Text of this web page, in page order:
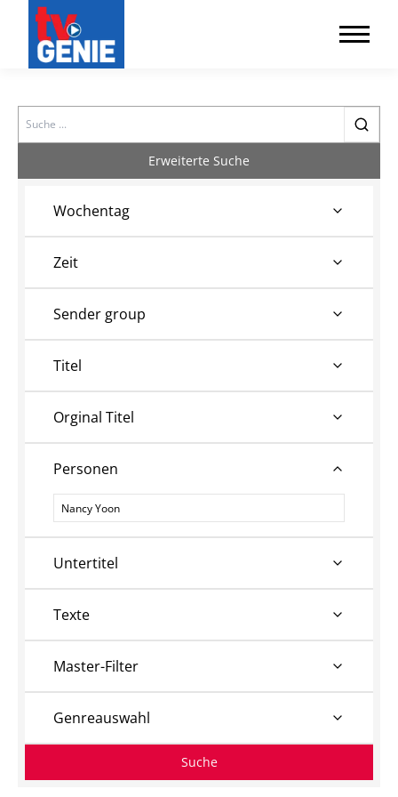
Search
Erweiterte Suche
Wochentag
Zeit
Sender group
Titel
Orginal Titel
Personen
Personen
Untertitel
Texte
Master-Filter
Genreauswahl
Suche